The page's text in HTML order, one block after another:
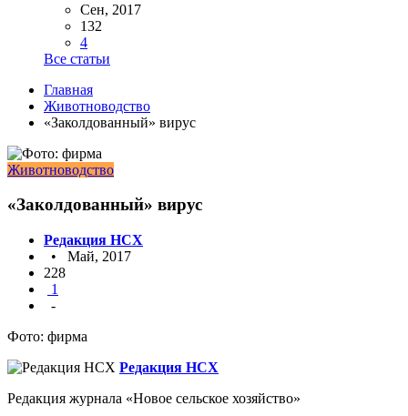
Сен, 2017
132
4
Все статьи
Главная
Животноводство
«Заколдованный» вирус
Животноводство
«Заколдованный» вирус
Редакция НСХ
• Май, 2017
228
1
-
Фото: фирма
Редакция НСХ
Редакция журнала «Новое сельское хозяйство»